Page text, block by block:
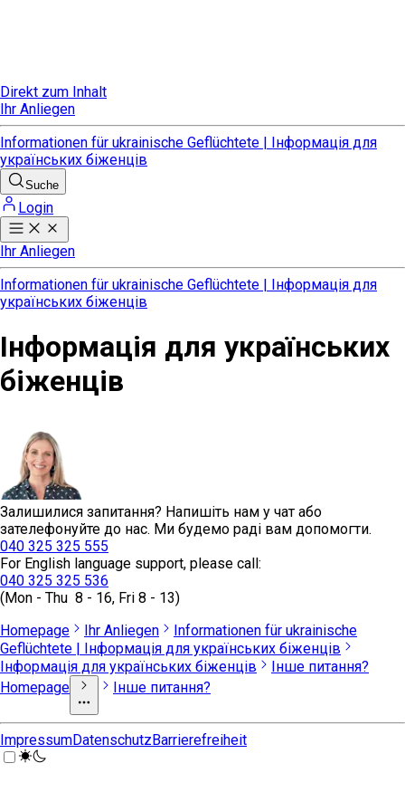
Direkt zum Inhalt
Ihr Anliegen
Informationen für ukrainische Geflüchtete | Інформація для
українських біженців
Suche
Login
Ihr Anliegen
Informationen für ukrainische Geflüchtete | Інформація для
українських біженців
Інформація для українських
біженців
Залишилися запитання? Напишіть нам у чат або
зателефонуйте до нас. Ми будемо раді вам допомогти.
040 325 325 555
For English language support, please call:
040 325 325 536
(Mon - Thu 8 - 16, Fri 8 - 13)
Homepage
Ihr Anliegen
Informationen für ukrainische
Geflüchtete | Інформація для українських біженців
Інформація для українських біженців
Інше питання?
Homepage
Інше питання?
ImpressumDatenschutzBarrierefreiheit